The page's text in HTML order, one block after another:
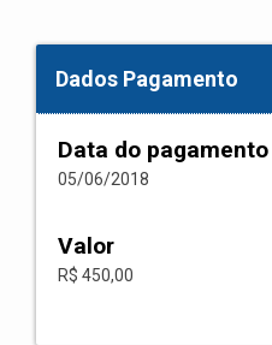
Dados Pagamento
Data do pagamento
05/06/2018
Valor
R$ 450,00